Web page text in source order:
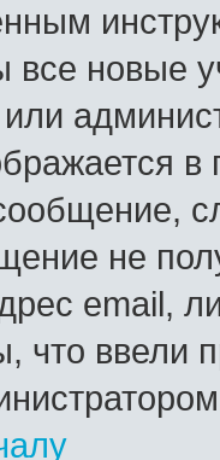
все новые
в
не
email,
что ввели